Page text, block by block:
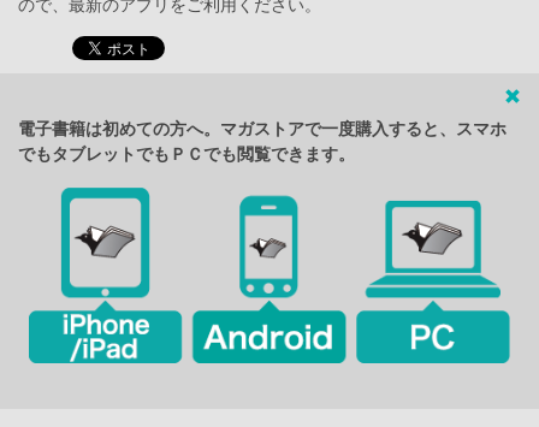
ので、最新のアプリをご利用ください。
電子書籍は初めての方へ。マガストアで一度購入すると、スマホ
でもタブレットでもＰＣでも閲覧できます。